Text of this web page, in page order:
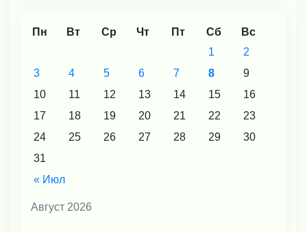
Август 2026
Пн Вт Ср Чт Пт Сб Вс
« Июл
1
2
3
4 5 6 7 8
9
10
11 12 13 14 15
16
17
18 19 20 21 22
23
24
25 26 27 28 29
30
31